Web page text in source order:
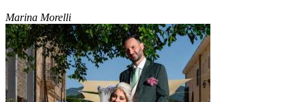
Marina Morelli